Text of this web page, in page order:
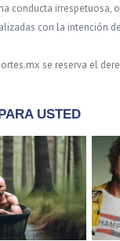
conducta irrespetuosa,
con la intención
se reserva el